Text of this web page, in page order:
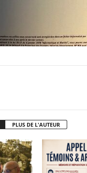
PLUS DE L'AUTEUR